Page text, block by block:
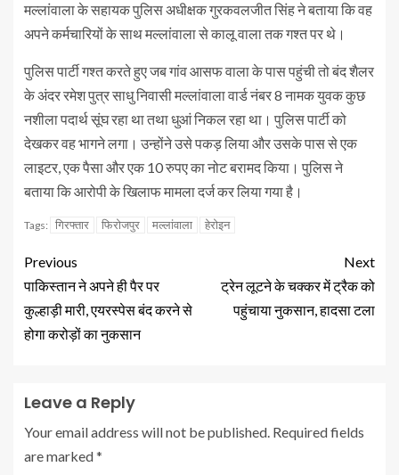
मल्लांवाला के सहायक पुलिस अधीक्षक गुरकवलजीत सिंह ने बताया कि वह
अपने कर्मचारियों के साथ मल्लांवाला से कालू वाला तक गश्त पर थे।
पुलिस पार्टी गश्त करते हुए जब गांव आसफ वाला के पास पहुंची तो बंद शैलर
के अंदर रमेश पुत्र साधु निवासी मल्लांवाला वार्ड नंबर 8 नामक युवक कुछ
नशीला पदार्थ सूंघ रहा था तथा धुआं निकल रहा था। पुलिस पार्टी को
देखकर वह भागने लगा। उन्होंने उसे पकड़ लिया और उसके पास से एक
लाइटर, एक पैसा और एक 10 रुपए का नोट बरामद किया। पुलिस ने
बताया कि आरोपी के खिलाफ मामला दर्ज कर लिया गया है।
Tags: गिरफ्तार फिरोजपुर मल्लांवाला हेरोइन
Previous
पाकिस्तान ने अपने ही पैर पर
कुल्हाड़ी मारी, एयरस्पेस बंद करने से
होगा करोड़ों का नुकसान
Next
ट्रेन लूटने के चक्कर में ट्रैक को
पहुंचाया नुकसान, हादसा टला
Leave a Reply
Your email address will not be published. Required fields
are marked*